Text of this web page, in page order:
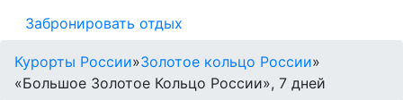
Забронировать отдых
Курорты России»Золотое кольцо России»
«Большое Золотое Кольцо России», 7 дней